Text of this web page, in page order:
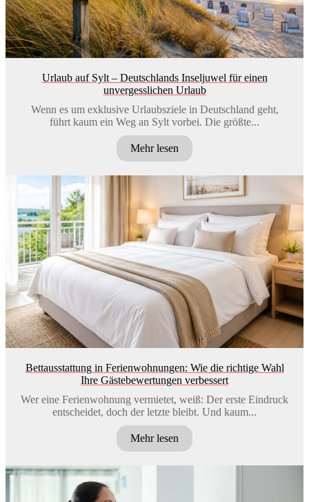
Urlaub auf Sylt – Deutschlands Inseljuwel für einen
unvergesslichen Urlaub
Wenn es um exklusive Urlaubsziele in Deutschland geht,
führt kaum ein Weg an Sylt vorbei. Die größte...
Mehr lesen
Bettausstattung in Ferienwohnungen: Wie die richtige Wahl
Ihre Gästebewertungen verbessert
Wer eine Ferienwohnung vermietet, weiß: Der erste Eindruck
entscheidet, doch der letzte bleibt. Und kaum...
Mehr lesen